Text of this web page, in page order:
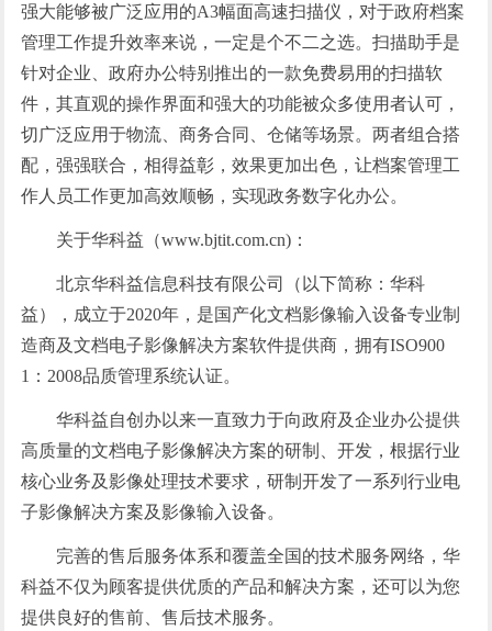
强大能够被广泛应用的A3幅面高速扫描仪，对于政府档案
管理工作提升效率来说，一定是个不二之选。扫描助手是
针对企业、政府办公特别推出的一款免费易用的扫描软
件，其直观的操作界面和强大的功能被众多使用者认可，
切广泛应用于物流、商务合同、仓储等场景。两者组合搭
配，强强联合，相得益彰，效果更加出色，让档案管理工
作人员工作更加高效顺畅，实现政务数字化办公。
关于华科益（www.bjtit.com.cn)：
北京华科益信息科技有限公司（以下简称：华科
益），成立于2020年，是国产化文档影像输入设备专业制
造商及文档电子影像解决方案软件提供商，拥有ISO900
1：2008品质管理系统认证。
华科益自创办以来一直致力于向政府及企业办公提供
高质量的文档电子影像解决方案的研制、开发，根据行业
核心业务及影像处理技术要求，研制开发了一系列行业电
子影像解决方案及影像输入设备。
完善的售后服务体系和覆盖全国的技术服务网络，华
科益不仅为顾客提供优质的产品和解决方案，还可以为您
提供良好的售前、售后技术服务。